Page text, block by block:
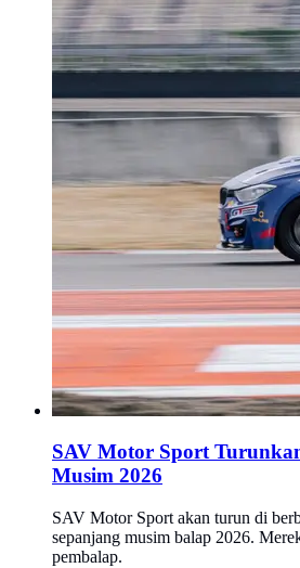
SAV Motor Sport
Musim 2026
SAV Motor Sport akan turun di
sepanjang musim balap 2026.
pembalap.